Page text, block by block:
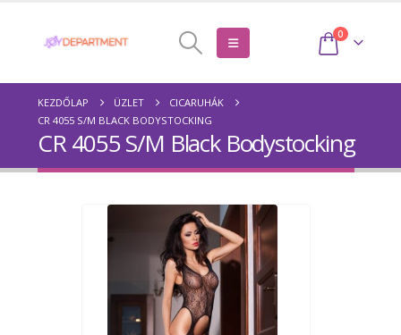
0
KEZDŐLAP ÜZLET
CICARUHÁK
CR 4055 S/M BLACK BODYSTOCKING
CR 4055 S/M Black Bodystocking